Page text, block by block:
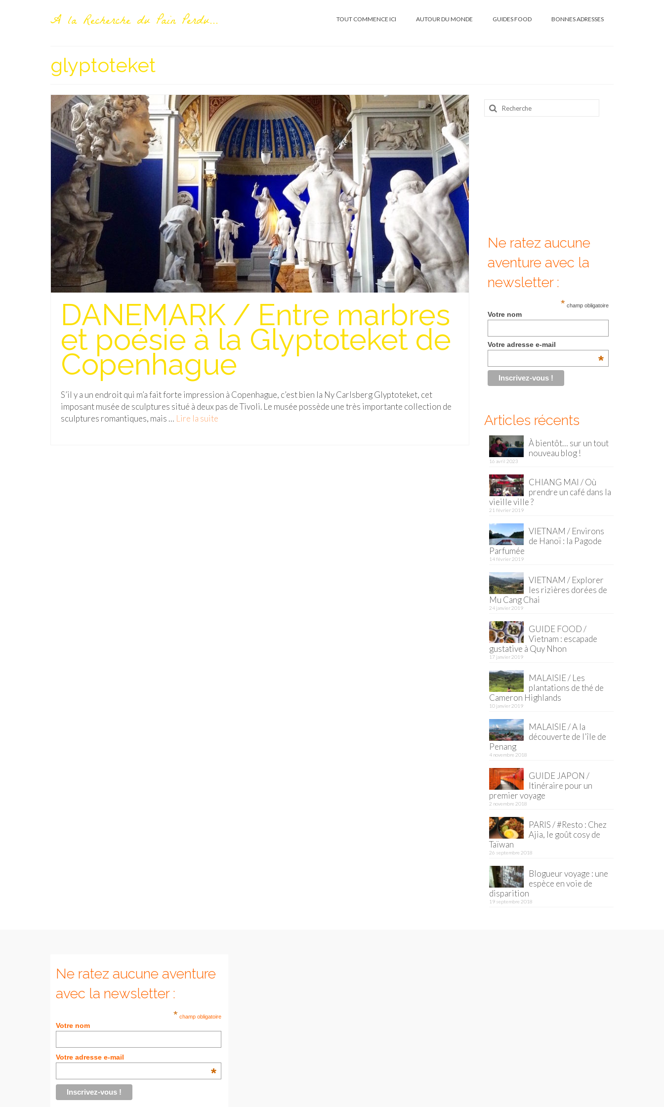
A la Recherche du Pain Perdu... TOUT COMMENCE ICI AUTOUR DU MONDE GUIDES FOOD BONNES ADRESSES
glyptoteket
DANEMARK / Entre marbres
et poésie à la Glyptoteket de
Copenhague
S’il y a un endroit qui m’a fait forte impression à Copenhague, c’est bien la Ny Carlsberg Glyptoteket, cet
imposant musée de sculptures situé à deux pas de Tivoli. Le musée possède une très importante collection de
sculptures romantiques, mais … Lire la suite­­
Rechercher
:
Ne ratez aucune
aventure avec la
newsletter :
* champ obligatoire
Votre nom
Votre adresse e-mail
*
Articles récents
À bientôt… sur un tout
nouveau blog !
16 avril 2023
CHIANG MAI / Où
prendre un café dans la
vieille ville ?
21 février 2019
VIETNAM / Environs
de Hanoï : la Pagode
Parfumée
14 février 2019
VIETNAM / Explorer
les rizières dorées de
Mu Cang Chai
24 janvier 2019
GUIDE FOOD /
Vietnam : escapade
gustative à Quy Nhon
17 janvier 2019
MALAISIE / Les
plantations de thé de
Cameron Highlands
10 janvier 2019
MALAISIE / A la
découverte de l’île de
Penang
4 novembre 2018
GUIDE JAPON /
Itinéraire pour un
premier voyage
2 novembre 2018
PARIS / #Resto : Chez
Ajia, le goût cosy de
Taïwan
26 septembre 2018
Blogueur voyage : une
espèce en voie de
disparition
19 septembre 2018
Ne ratez aucune aventure
avec la newsletter :
* champ obligatoire
Votre nom
Votre adresse e-mail
*